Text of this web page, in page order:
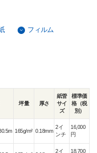
フィルム
坪量 厚さ
紙管
サイ
ズ
標準価
格（税
別）
165g/m² 0.18mm
2イ
ンチ
16,000
円
2イ
18,700